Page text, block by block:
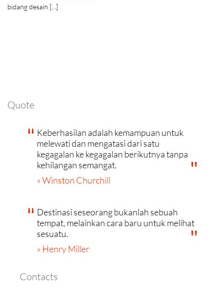
bidang desain [...]
Quote
Keberhasilan adalah kemampuan untuk
melewati dan mengatasi dari satu
kegagalan ke kegagalan berikutnya tanpa
kehilangan semangat.
» Winston Churchill
Destinasi seseorang bukanlah sebuah
tempat, melainkan cara baru untuk melihat
sesuatu.
» Henry Miller
Contacts